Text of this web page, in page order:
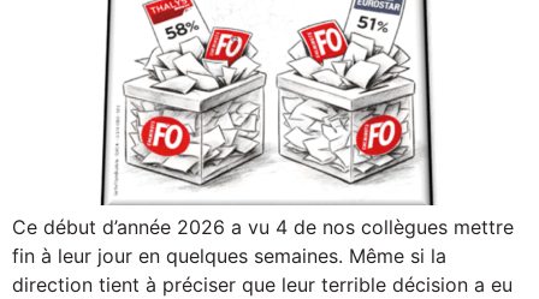
Ce début d’année 2026 a vu 4 de nos collègues mettre
fin à leur jour en quelques semaines. Même si la
direction tient à préciser que leur terrible décision a eu